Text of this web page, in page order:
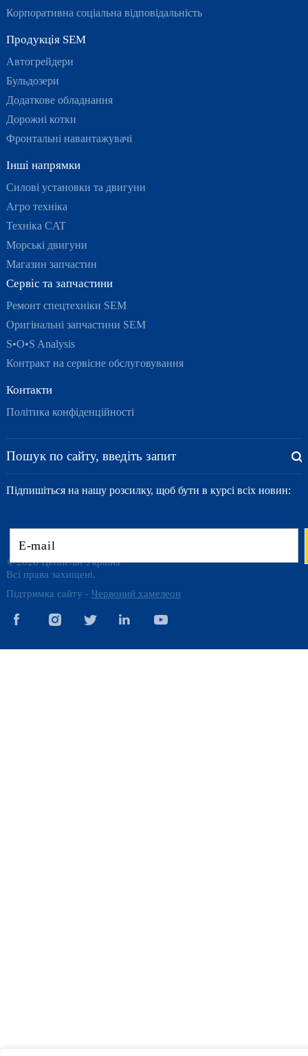
Корпоративна соціальна відповідальність
Продукція SEM
Автогрейдери
Бульдозери
Додаткове обладнання
Дорожні котки
Фронтальні навантажувачі
Інші напрямки
Силові установки та двигуни
Агро техніка
Техніка CAT
Морські двигуни
Магазин запчастин
Сервіс та запчастини
Ремонт спецтехніки SEM
Оригінальні запчастини SEM
S•O•S Analysis
Контракт на сервісне обслуговування
Контакти
Політика конфіденційності
Підпишіться на нашу розсилку, щоб бути в курсі всіх новин:
© 2026 Цеппелін Україна
Всі права захищені.
Підтримка сайту - Червоний хамелеон